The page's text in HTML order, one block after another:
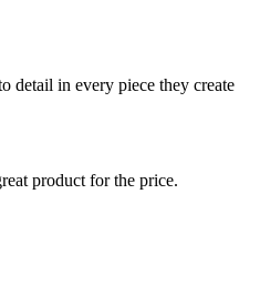
detail in every piece they create
product for the price.